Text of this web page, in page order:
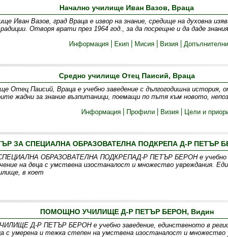
Начално училище Иван Вазов, Враца
Иван Вазов, град Враца е извор на знание, средище на духовна
Отворя врати през 1964 год., за да посрещне и да даде
Информация
Екип Мисия Визия
Средно училище Отец Паисий, Враца
Отец Паисий, Враца е учебно заведение с дългогодишна история,
жадни за знание възпитаници, поемащи по пътя към новото,
Информация
Профили Визия Цели и
ЗА СПЕЦИАЛНА ОБРАЗОВАТЕЛНА ПОДКРЕПА Д-Р ПЕТЪР
ОБРАЗОВАТЕЛНА ПОДКРЕПАД-Р ПЕТЪР БЕРОН е учебно
на деца с умствена изостаналост и множество увреждания.
в коет
ПОМОЩНО УЧИЛИЩЕ Д-Р ПЕТЪР БЕРОН, Видин
Д-Р ПЕТЪР БЕРОН е учебно заведение, единственото в
с умерена и тежка степен на умствена изостаналост и множество